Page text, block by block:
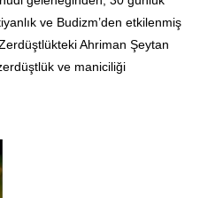
ve Budizm’den etkilenmiş
Ahriman Şeytan
ve maniciliği